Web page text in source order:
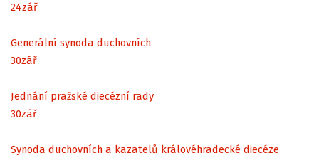
24zář
Generální synoda duchovních
30zář
Jednání pražské diecézní rady
30zář
Synoda duchovních a kazatelů královéhradecké diecéze